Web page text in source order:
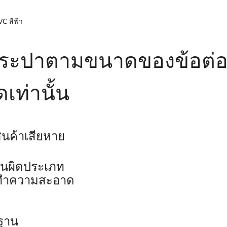
สีฟ้า
ะปาตามขนาดของข้อต่
เท่านั้น
ค้าเสียหาย
ผิดประเภท
ความสะอาด
าน